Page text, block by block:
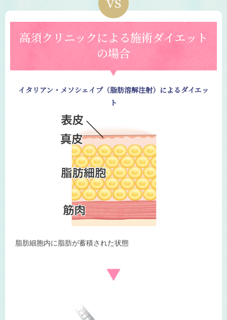
高須クリニックによる施術ダイエット
の場合
イタリアン・メソシェイプ（脂肪溶解注射）によるダイエッ
ト
脂肪細胞内に脂肪が蓄積された状態